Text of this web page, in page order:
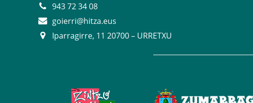
943 72 34 08
goierri@hitza.eus
Iparragirre, 11 20700 – URRETXU